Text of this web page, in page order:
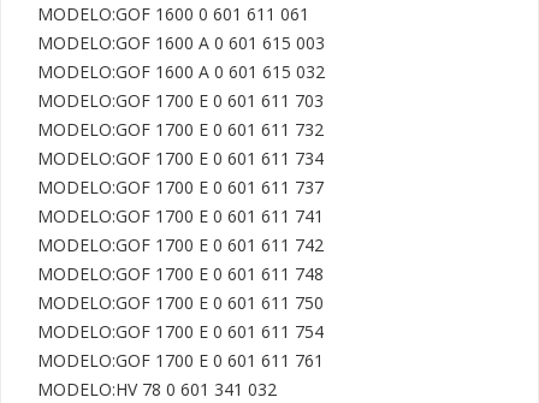
MODELO:GOF 1600 0 601 611 061
MODELO:GOF 1600 A 0 601 615 003
MODELO:GOF 1600 A 0 601 615 032
MODELO:GOF 1700 E 0 601 611 703
MODELO:GOF 1700 E 0 601 611 732
MODELO:GOF 1700 E 0 601 611 734
MODELO:GOF 1700 E 0 601 611 737
MODELO:GOF 1700 E 0 601 611 741
MODELO:GOF 1700 E 0 601 611 742
MODELO:GOF 1700 E 0 601 611 748
MODELO:GOF 1700 E 0 601 611 750
MODELO:GOF 1700 E 0 601 611 754
MODELO:GOF 1700 E 0 601 611 761
MODELO:HV 78 0 601 341 032